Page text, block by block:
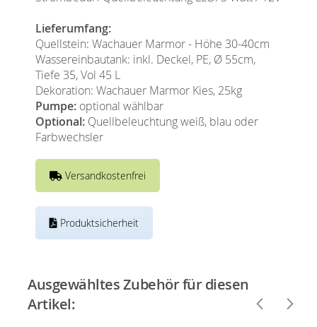
Lieferumfang:
Quellstein: Wachauer Marmor - Höhe 30-40cm
Wassereinbautank: inkl. Deckel, PE, Ø 55cm,
Tiefe 35, Vol 45 L
Dekoration: Wachauer Marmor Kies, 25kg
Pumpe: optional wählbar
Optional: Quellbeleuchtung weiß, blau oder
Farbwechsler
Versandkostenfrei
Produktsicherheit
Ausgewähltes Zubehör für diesen
Artikel: